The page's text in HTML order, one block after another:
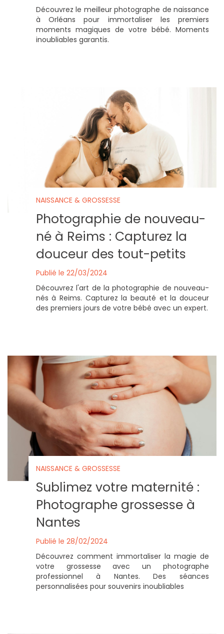
Découvrez le meilleur photographe de naissance
à Orléans pour immortaliser les premiers
moments magiques de votre bébé. Moments
inoubliables garantis.
NAISSANCE & GROSSESSE
Photographie de nouveau-
né à Reims : Capturez la
douceur des tout-petits
Publié le 22/03/2024
Découvrez l'art de la photographie de nouveau-
nés à Reims. Capturez la beauté et la douceur
des premiers jours de votre bébé avec un expert.
NAISSANCE & GROSSESSE
Sublimez votre maternité :
Photographe grossesse à
Nantes
Publié le 28/02/2024
Découvrez comment immortaliser la magie de
votre grossesse avec un photographe
professionnel à Nantes. Des séances
personnalisées pour souvenirs inoubliables